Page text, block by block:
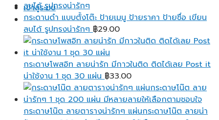
เข้าสู่ระบบ
through
฿95.00
กระดานดำ แบบตั้งโต๊ะ ป้ายเมนู ป้ายราคา ป้ายชื่อ เขียน
ลบได้ รูปทรงน่ารักๆ ฿29.00
กระดาษโพสอิท ลายน่ารัก มีกาวในติด ติดได้เลย Post it
น่าใช้งาน 1 ชุด 30 แผ่น ฿33.00
กระดาษโน๊ต ลายตารางน่ารักๆ แผ่นกระดาษโน๊ต ลายน่า